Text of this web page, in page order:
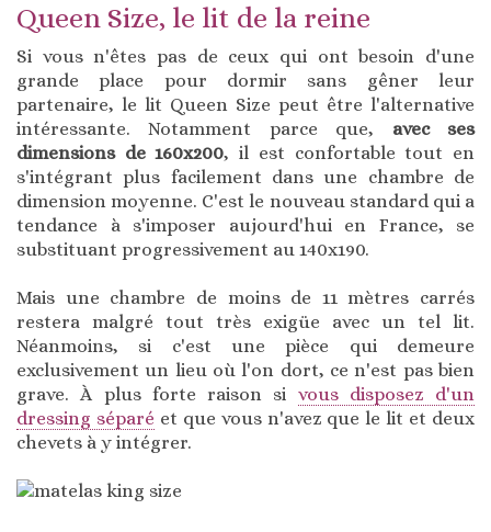
Queen Size, le lit de la reine
Si vous n'êtes pas de ceux qui ont besoin d'une
grande place pour dormir sans gêner leur
partenaire, le lit Queen Size peut être l'alternative
intéressante. Notamment parce que, avec ses
dimensions de 160x200, il est confortable tout en
s'intégrant plus facilement dans une chambre de
dimension moyenne. C'est le nouveau standard qui a
tendance à s'imposer aujourd'hui en France, se
substituant progressivement au 140x190.
Mais une chambre de moins de 11 mètres carrés
restera malgré tout très exigüe avec un tel lit.
Néanmoins, si c'est une pièce qui demeure
exclusivement un lieu où l'on dort, ce n'est pas bien
grave. À plus forte raison si vous disposez d'un
dressing séparé et que vous n'avez que le lit et deux
chevets à y intégrer.